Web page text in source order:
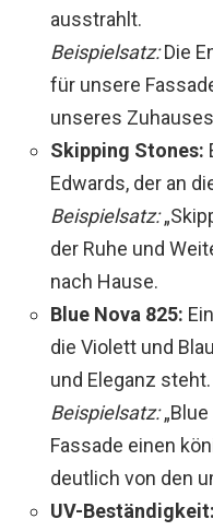
ausstrahlt.
Beispielsatz:Die
für unsere
unseres
Skipping Stones:
Edwards, der an
Beispielsatz:
der Ruhe und
nach Hause.
Blue Nova 825:
die Violett und
und Eleganz steht.
Beispielsatz:„Blue
Fassade einen
deutlich von den
UV-Beständigkeit: